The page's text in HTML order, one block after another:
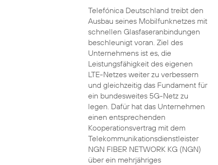
Telefónica Deutschland treibt den
Ausbau seines Mobilfunknetzes mit
schnellen Glasfaseranbindungen
beschleunigt voran. Ziel des
Unternehmens ist es, die
Leistungsfähigkeit des eigenen
LTE-Netzes weiter zu verbessern
und gleichzeitig das Fundament für
ein bundesweites 5G-Netz zu
legen. Dafür hat das Unternehmen
einen entsprechenden
Kooperationsvertrag mit dem
Telekommunikationsdienstleister
NGN FIBER NETWORK KG (NGN)
über ein mehrjähriges